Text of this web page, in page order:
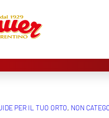
PER IL TUO ORTO, NON